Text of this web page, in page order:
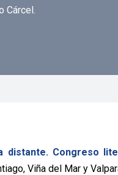
Cárcel.
distante. Congreso
Viña del Mar y